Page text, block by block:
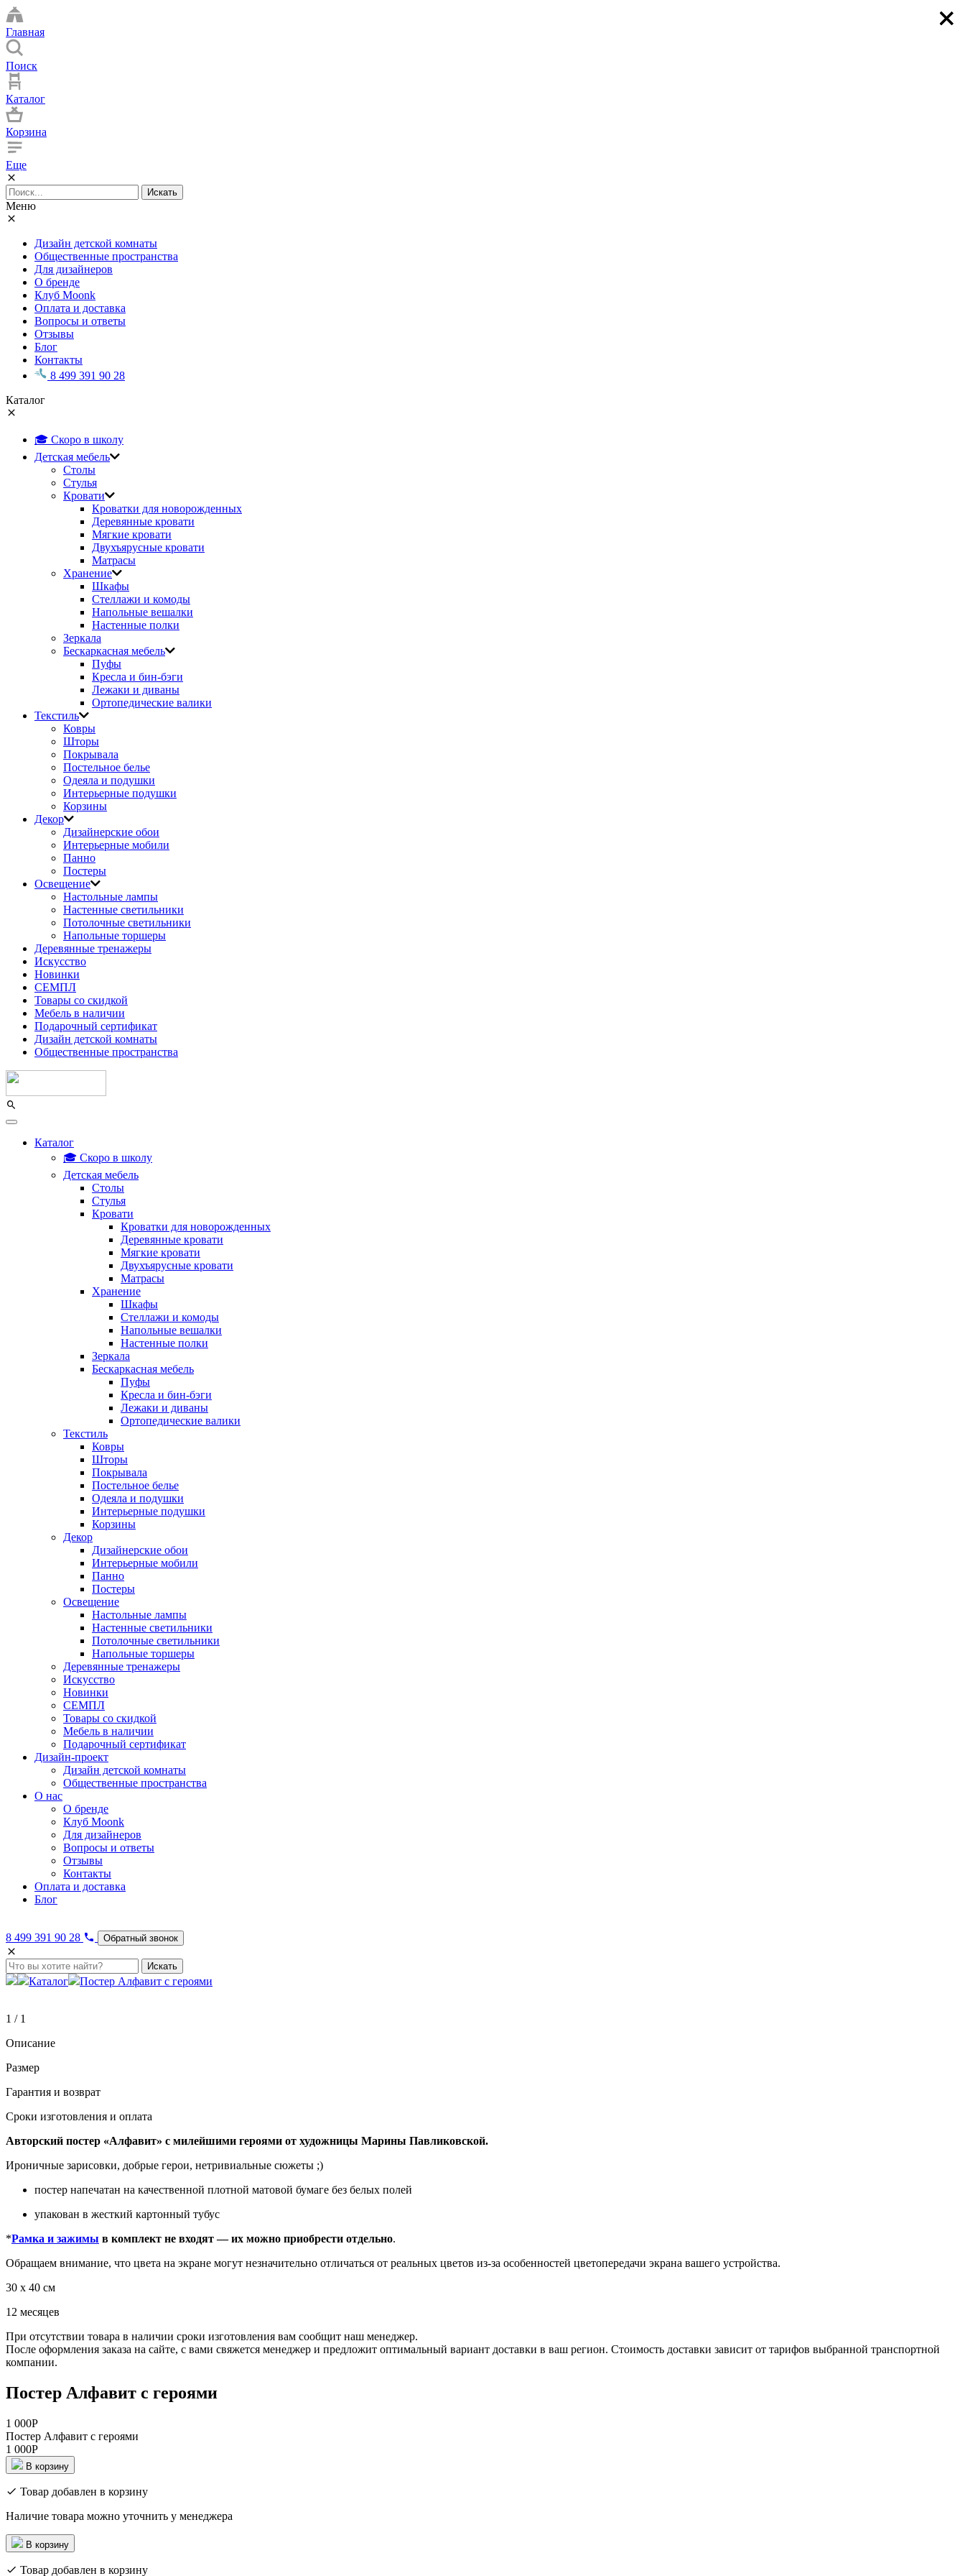
Главная
Поиск
Каталог
Корзина
Еще
Искать
Меню
Дизайн детской комнаты
Общественные пространства
Для дизайнеров
О бренде
Клуб Moonk
Оплата и доставка
Вопросы и ответы
Отзывы
Блог
Контакты
8 499 391 90 28
Каталог
🎓 Скоро в школу
Детская мебель
Столы
Стулья
Кровати
Кроватки для новорожденных
Деревянные кровати
Мягкие кровати
Двухъярусные кровати
Матрасы
Хранение
Шкафы
Стеллажи и комоды
Напольные вешалки
Настенные полки
Зеркала
Бескаркасная мебель
Пуфы
Кресла и бин-бэги
Лежаки и диваны
Ортопедические валики
Текстиль
Ковры
Шторы
Покрывала
Постельное белье
Одеяла и подушки
Интерьерные подушки
Корзины
Декор
Дизайнерские обои
Интерьерные мобили
Панно
Постеры
Освещение
Настольные лампы
Настенные светильники
Потолочные светильники
Напольные торшеры
Деревянные тренажеры
Искусство
Новинки
СЕМПЛ
Товары со скидкой
Мебель в наличии
Подарочный сертификат
Дизайн детской комнаты
Общественные пространства
Каталог
🎓 Скоро в школу
Детская мебель
Столы
Стулья
Кровати
Кроватки для новорожденных
Деревянные кровати
Мягкие кровати
Двухъярусные кровати
Матрасы
Хранение
Шкафы
Стеллажи и комоды
Напольные вешалки
Настенные полки
Зеркала
Бескаркасная мебель
Пуфы
Кресла и бин-бэги
Лежаки и диваны
Ортопедические валики
Текстиль
Ковры
Шторы
Покрывала
Постельное белье
Одеяла и подушки
Интерьерные подушки
Корзины
Декор
Дизайнерские обои
Интерьерные мобили
Панно
Постеры
Освещение
Настольные лампы
Настенные светильники
Потолочные светильники
Напольные торшеры
Деревянные тренажеры
Искусство
Новинки
СЕМПЛ
Товары со скидкой
Мебель в наличии
Подарочный сертификат
Дизайн-проект
Дизайн детской комнаты
Общественные пространства
О нас
О бренде
Клуб Moonk
Для дизайнеров
Вопросы и ответы
Отзывы
Контакты
Оплата и доставка
Блог
8 499 391 90 28 Обратный звонок
Искать
Каталог Постер Алфавит с героями
1 / 1
Описание
Размер
Гарантия и возврат
Сроки изготовления и оплата
Авторский постер «Алфавит» с милейшими героями от художницы Марины Павликовской.
Ироничные зарисовки, добрые герои, нетривиальные сюжеты ;)
постер напечатан на качественной плотной матовой бумаге без белых полей
упакован в жесткий картонный тубус
*Рамка и зажимы в комплект не входят — их можно приобрести отдельно.
Обращаем внимание, что цвета на экране могут незначительно отличаться от реальных цветов из-за особенностей цветопередачи экрана вашего устройства.
30 x 40 см
12 месяцев
При отсутствии товара в наличии сроки изготовления вам сообщит наш менеджер.
После оформления заказа на сайте, с вами свяжется менеджер и предложит оптимальный вариант доставки в ваш регион. Стоимость доставки зависит от тарифов выбранной транспортной
компании.
Постер Алфавит с героями
1 000Р
Постер Алфавит с героями
1 000Р
В корзину
Товар добавлен в корзину
Наличие товара можно уточнить у менеджера
В корзину
Товар добавлен в корзину
×
×
×
×